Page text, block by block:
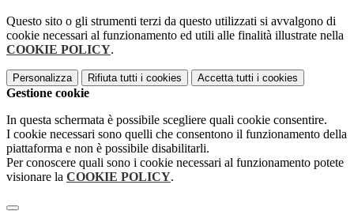
Questo sito o gli strumenti terzi da questo utilizzati si avvalgono di
cookie necessari al funzionamento ed utili alle finalità illustrate nella
COOKIE POLICY.
Personalizza Rifiuta tutti i cookies Accetta tutti i cookies
Gestione cookie
In questa schermata è possibile scegliere quali cookie consentire.
I cookie necessari sono quelli che consentono il funzionamento della
piattaforma e non è possibile disabilitarli.
Per conoscere quali sono i cookie necessari al funzionamento potete
visionare la COOKIE POLICY.